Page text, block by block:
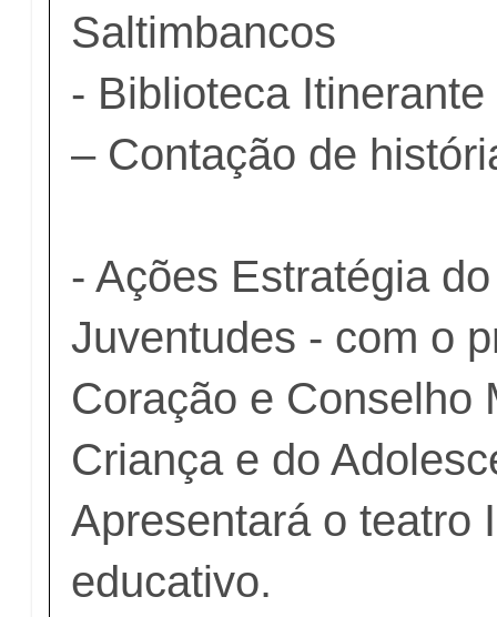
Saltimbancos
- Biblioteca
– Contação de
- Ações Estratégia
Juventudes - com o
Coração e Conselho
Criança e do
Apresentará o teatro
educativo.